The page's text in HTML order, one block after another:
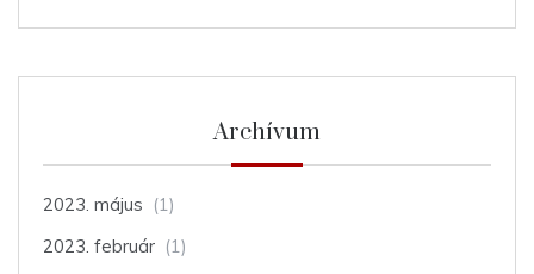
Archívum
2023. május (1)
2023. február (1)